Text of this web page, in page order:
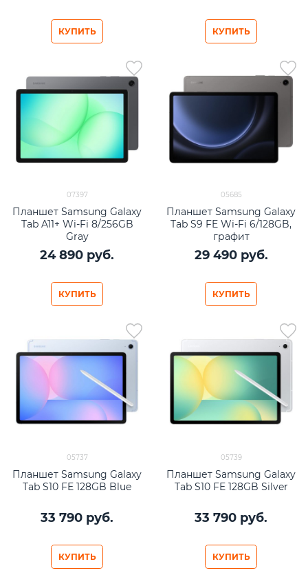
КУПИТЬ КУПИТЬ
07397
Планшет Samsung Galaxy
Tab A11+ Wi-Fi 8/256GB
Gray
24 890 руб.
КУПИТЬ
05685
Планшет Samsung Galaxy
Tab S9 FE Wi-Fi 6/128GB,
графит
29 490 руб.
КУПИТЬ
05737
Планшет Samsung Galaxy
Tab S10 FE 128GB Blue
33 790 руб.
КУПИТЬ
05739
Планшет Samsung Galaxy
Tab S10 FE 128GB Silver
33 790 руб.
КУПИТЬ